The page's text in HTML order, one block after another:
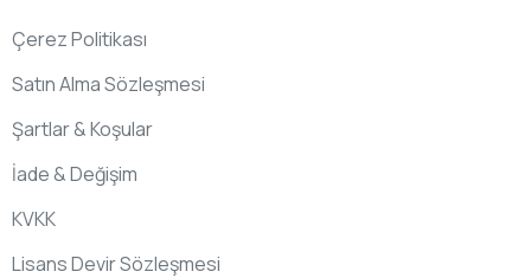
Çerez Politikası
Satın Alma Sözleşmesi
Şartlar & Koşular
İade & Değişim
KVKK
Lisans Devir Sözleşmesi